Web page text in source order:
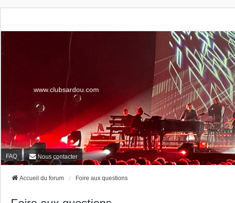
www.clubsardou.com
FAQ Nous contacter
Accueil du forum Foire aux questions